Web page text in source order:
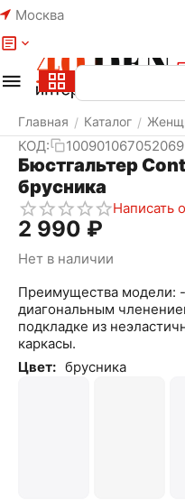
Москва
Главная / Каталог /
КОД:
Бюстгальтер
брусника
Написать
2 990 ₽
Нет в наличии
Преимущества модели:
диагональным
подкладке из
каркасы.
Цвет: брусника
Меню